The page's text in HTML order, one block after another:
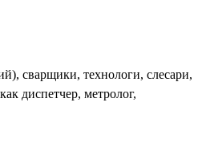
сварщики, технологи, слесари,
диспетчер, метролог,